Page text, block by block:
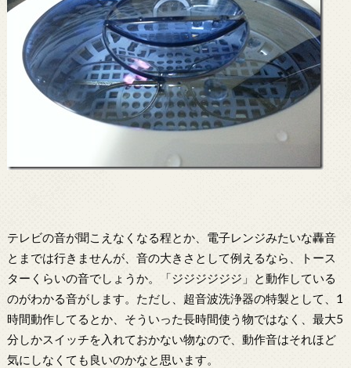
テレビの音が聞こえなくなる程とか、電子レンジみたいな轟音
とまでは行きませんが、音の大きさとして例えるなら、トース
ターくらいの音でしょうか。「ジジジジジジ」と動作している
のがわかる音がします。ただし、超音波洗浄器の特製として、1
時間動作してるとか、そういった長時間使う物ではなく、最大5
分しかスイッチを入れておかない物なので、動作音はそれほど
気にしなくても良いのかなと思います。